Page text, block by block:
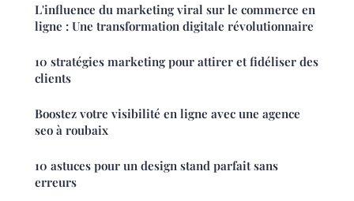
L'influence du marketing viral sur le commerce en
ligne : Une transformation digitale révolutionnaire
10 stratégies marketing pour attirer et fidéliser des
clients
Boostez votre visibilité en ligne avec une agence
seo à roubaix
10 astuces pour un design stand parfait sans
erreurs